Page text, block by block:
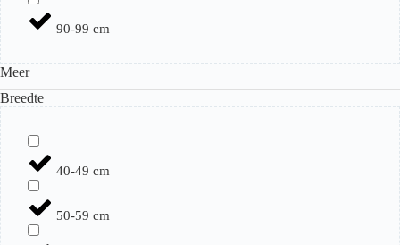
90-99 cm
Meer
Breedte
40-49 cm
50-59 cm